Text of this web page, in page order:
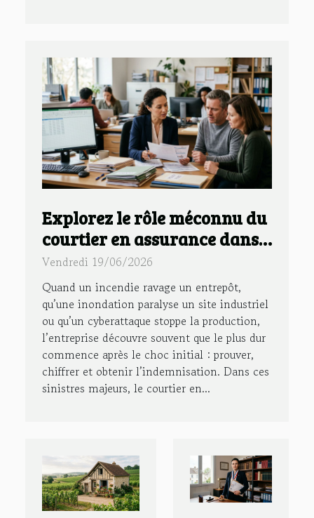
Explorez le rôle méconnu du
courtier en assurance dans
la gestion des sinistres
majeurs
Vendredi 19/06/2026
Quand un incendie ravage un entrepôt,
qu’une inondation paralyse un site industriel
ou qu’un cyberattaque stoppe la production,
l’entreprise découvre souvent que le plus dur
commence après le choc initial : prouver,
chiffrer et obtenir l’indemnisation. Dans ces
sinistres majeurs, le courtier en...